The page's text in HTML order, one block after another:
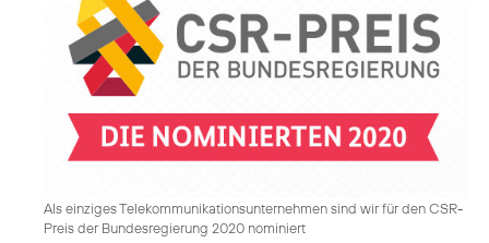
Als einziges Telekommunikationsunternehmen sind wir für den CSR-
Preis der Bundesregierung 2020 nominiert